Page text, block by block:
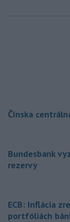
Čínska
Bundesbank
rezervy
ECB: Inflácia
portfóliách